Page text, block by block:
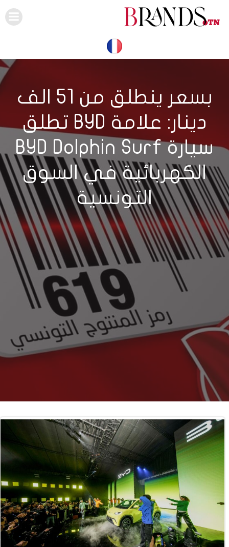
بسعر ينطلق من 51 الف
دينار: علامة BYD تطلق
سيارة BYD Dolphin Surf
الكهربائية في السوق
التونسية